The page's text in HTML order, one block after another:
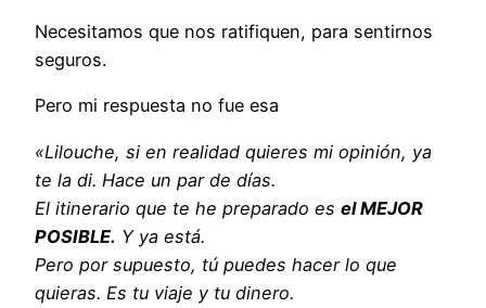
Necesitamos que nos ratifiquen, para sentirnos
seguros.
Pero mi respuesta no fue esa
«Lilouche, si en realidad quieres mi opinión, ya
te la di. Hace un par de días.
El itinerario que te he preparado es el MEJOR
POSIBLE. Y ya está.
Pero por supuesto, tú puedes hacer lo que
quieras. Es tu viaje y tu dinero.